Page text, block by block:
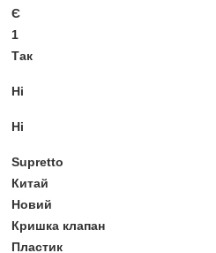
Є
1
Так
Ні
Ні
Supretto
Китай
Новий
Кришка клапан
Пластик